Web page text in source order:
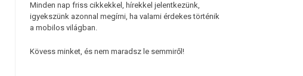
Minden nap friss cikkekkel, hírekkel jelentkezünk,
igyekszünk azonnal megírni, ha valami érdekes történik
a mobilos világban.
Kövess minket, és nem maradsz le semmiről!